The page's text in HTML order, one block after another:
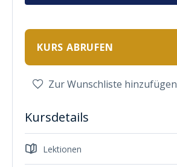
KURS ABRUFEN
Zur Wunschliste hinzufügen
Kursdetails
Lektionen